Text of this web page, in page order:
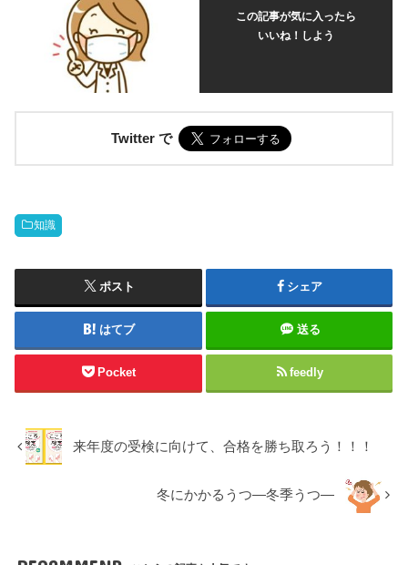
この記事が気に入ったら
いいね！しよう
Twitter で
知識
ポスト シェア
はてブ 送る
Pocket feedly
来年度の受検に向けて、合格を勝ち取ろう！！！
冬にかかるうつ―冬季うつ―